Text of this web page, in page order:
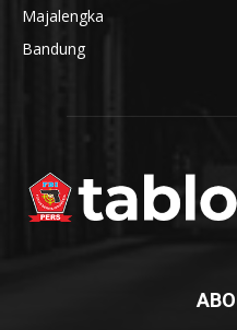
Majalengka
Bandung